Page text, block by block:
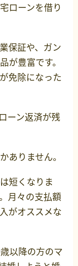
ローンを借り
保証や、ガン
が豊富です。
免除になった
ーン返済が残
ありません。
短くなりま
月々の支払額
がオススメな
以降の方のマ